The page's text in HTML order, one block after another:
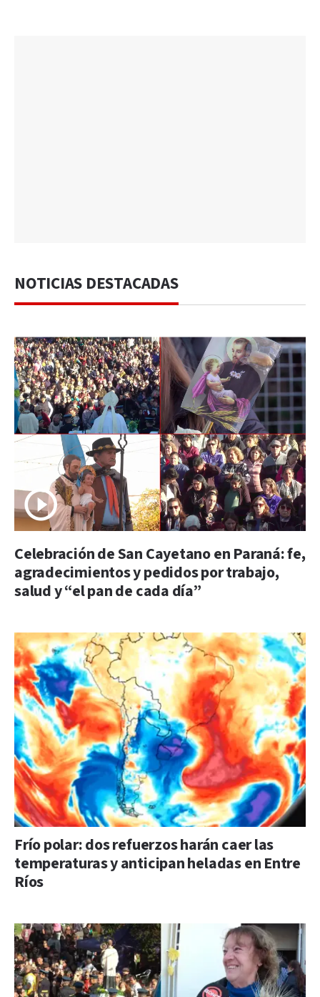
NOTICIAS DESTACADAS
Celebración de San Cayetano en Paraná: fe,
agradecimientos y pedidos por trabajo,
salud y “el pan de cada día”
Frío polar: dos refuerzos harán caer las
temperaturas y anticipan heladas en Entre
Ríos